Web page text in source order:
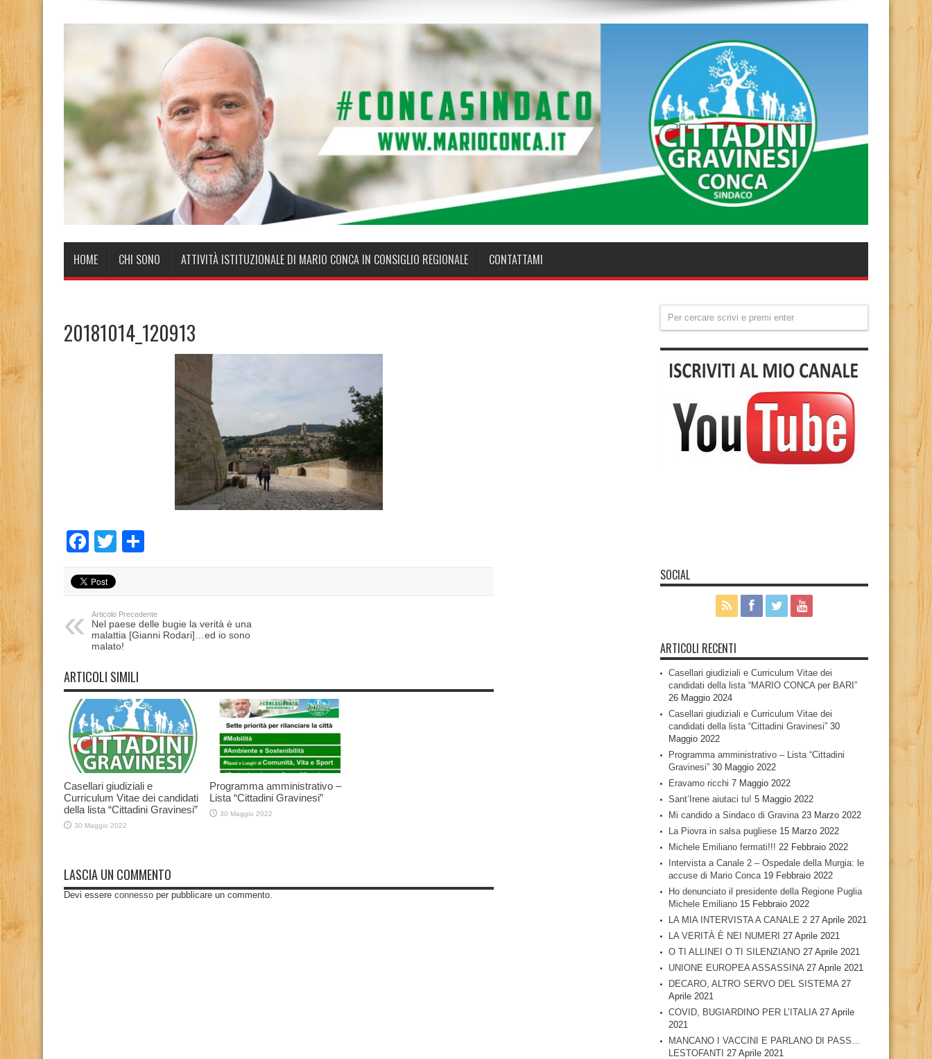
HOME CHI SONO ATTIVITÀ ISTITUZIONALE DI MARIO CONCA IN CONSIGLIO REGIONALE CONTATTAMI
20181014_120913
Facebook
Twitter
Articolo Precedente
Nel paese delle bugie la verità è una
malattia [Gianni Rodari]…ed io sono
malato!
ARTICOLI SIMILI
Casellari giudiziali e
Curriculum Vitae dei candidati
della lista “Cittadini Gravinesi”
30 Maggio 2022
Programma amministrativo –
Lista “Cittadini Gravinesi”
30 Maggio 2022
LASCIA UN COMMENTO
Devi essere connesso per pubblicare un commento.
SOCIAL
ARTICOLI RECENTI
Casellari giudiziali e Curriculum Vitae dei
candidati della lista “MARIO CONCA per BARI”
26 Maggio 2024
Casellari giudiziali e Curriculum Vitae dei
candidati della lista “Cittadini Gravinesi” 30
Maggio 2022
Programma amministrativo – Lista “Cittadini
Gravinesi” 30 Maggio 2022
Eravamo ricchi 7 Maggio 2022
Sant’Irene aiutaci tu! 5 Maggio 2022
Mi candido a Sindaco di Gravina 23 Marzo 2022
La Piovra in salsa pugliese 15 Marzo 2022
Michele Emiliano fermati!!! 22 Febbraio 2022
Intervista a Canale 2 – Ospedale della Murgia: le
accuse di Mario Conca 19 Febbraio 2022
Ho denunciato il presidente della Regione Puglia
Michele Emiliano 15 Febbraio 2022
LA MIA INTERVISTA A CANALE 2 27 Aprile 2021
LA VERITÀ È NEI NUMERI 27 Aprile 2021
O TI ALLINEI O TI SILENZIANO 27 Aprile 2021
UNIONE EUROPEA ASSASSINA 27 Aprile 2021
DECARO, ALTRO SERVO DEL SISTEMA 27
Aprile 2021
COVID, BUGIARDINO PER L’ITALIA 27 Aprile
2021
MANCANO I VACCINI E PARLANO DI PASS…
LESTOFANTI 27 Aprile 2021